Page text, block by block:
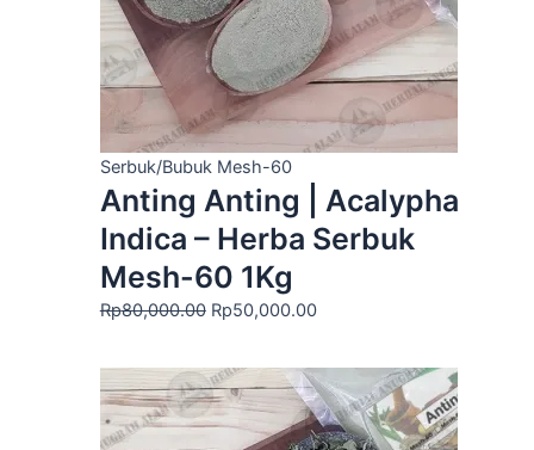
Serbuk/Bubuk Mesh-60
Anting Anting | Acalypha
Indica – Herba Serbuk
Mesh-60 1Kg
Rp80,000.00 Rp50,000.00